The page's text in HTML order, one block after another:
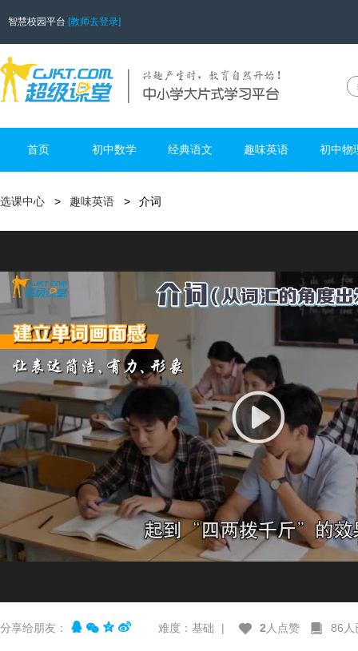
智慧校园平台 [教师去登录]
首页 初中数学 经典语文 趣味英语 初中物
选课中心 趣味英语 介词
分享给朋友： 难度：基础 | 2 人点赞 86人